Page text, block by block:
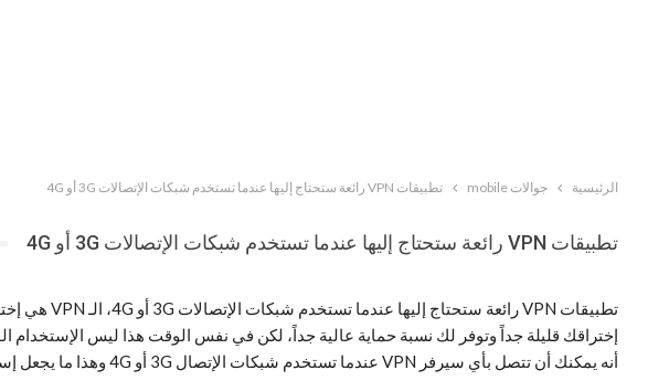
الرئيسية جوالات mobile تطبيقات VPN رائعة ستحتاج إليها عندما تستخدم شبكات الإتصالات 3G أو 4G
تطبيقات VPN رائعة ستحتاج إليها عندما تستخدم شبكات الإتصالات 3G أو 4G
إختراقك قليلة جداً وتوفر لك نسبة حماية عالية جداً، لكن في نفس الوقت هذا ليس الإستخدام
أنه يمكنك أن تتصل بأي سيرفر VPN عندما تستخدم شبكات الإتصال 3G أو 4G وهذا ما يجعل إستهلاك الإنترنت قليل، وهذه بعض التطبيقات الحديثة التي تم نشرها مؤخراً في بلاي ستور أو جوجل بلاي.